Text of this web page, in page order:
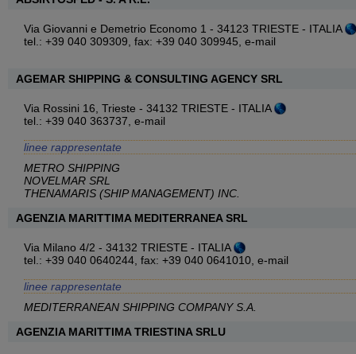
Via Giovanni e Demetrio Economo 1 - 34123 TRIESTE - ITALIA
tel.: +39 040 309309, fax: +39 040 309945, e-mail
AGEMAR SHIPPING & CONSULTING AGENCY SRL
Via Rossini 16, Trieste - 34132 TRIESTE - ITALIA
tel.: +39 040 363737, e-mail
linee rappresentate
METRO SHIPPING
NOVELMAR SRL
THENAMARIS (SHIP MANAGEMENT) INC.
AGENZIA MARITTIMA MEDITERRANEA SRL
Via Milano 4/2 - 34132 TRIESTE - ITALIA
tel.: +39 040 0640244, fax: +39 040 0641010, e-mail
linee rappresentate
MEDITERRANEAN SHIPPING COMPANY S.A.
AGENZIA MARITTIMA TRIESTINA SRLU